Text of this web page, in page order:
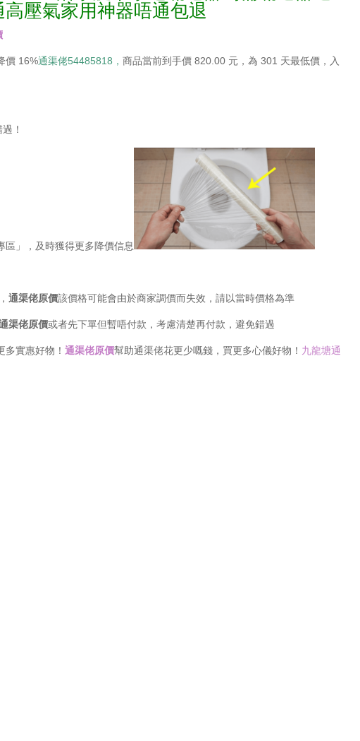
壓氣家用神器唔通包退
價 16%通渠佬54485818，商品當前到手價 820.00 元，為 301 天最低價，入
！
區」，及時獲得更多降價信息
通渠佬原價該價格可能會由於商家調價而失效，請以當時價格為準
渠佬原價或者先下單但暫唔付款，考慮清楚再付款，避免錯過
多實惠好物！通渠佬原價幫助通渠佬花更少嘅錢，買更多心儀好物！ 九龍塘通